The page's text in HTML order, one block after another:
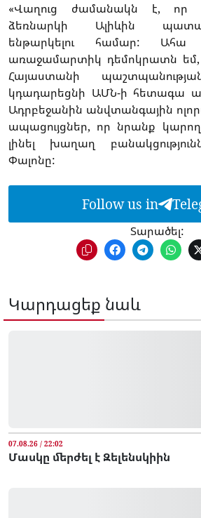
«Վաղուց ժամանակն է, որ
ձեռնարկի Ալիևին
ենթարկելու համար:
առաջամարտիկ դեմոկրատն եմ,
Հայաստանի
կդադարեցնի ԱՄՆ-ի հետագա
Ադրբեջանին անվտանգային
ապացույցներ, որ նրանք
լինել խաղաղ
Փալոնը:
Follow us in
Տարածել:
Կարդացեք նաև
07.08.26 / 22:02
Մասկը մերժել է Զելենսկիին